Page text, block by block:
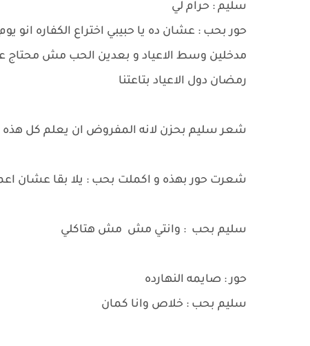
سليم : حرام لي
حور بحب : عشان ده يا حبيبي اختراع الكفاره
مدخلين وسط الاعياد و بعدين الحب مش محتاج
رمضان دول الاعياد بتاعتنا
شعر سليم بحزن لانه المفروض ان يعلم كل هذه
شعرت حور بهذه و اكملت بحب : يلا بقا عشان
سليم بحب : وانتي مش مش هتاكلي
حور : صايمه النهارده
سليم بحب : خلاص وانا كمان